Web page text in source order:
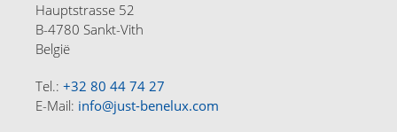
Hauptstrasse 52
B-4780 Sankt-Vith
België
Tel.: +32 80 44 74 27
E-Mail: info@just-benelux.com